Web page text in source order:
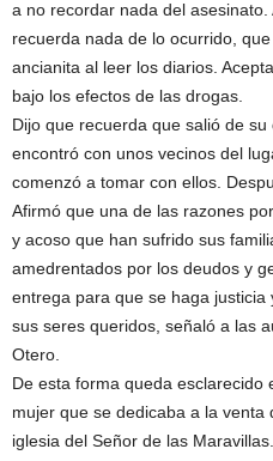
a no recordar nada del
recuerda nada de lo ocurrido,
ancianita al leer los diarios.
bajo los efectos de las drogas.
Dijo que recuerda que salió de
encontró con unos vecinos del
comenzó a tomar con ellos.
Afirmó que una de las razones
y acoso que han sufrido sus
amedrentados por los deudos y
entrega para que se haga
sus seres queridos, señaló a las
Otero.
De esta forma queda esclarecido
mujer que se dedicaba a la
iglesia del Señor de las Maravillas.